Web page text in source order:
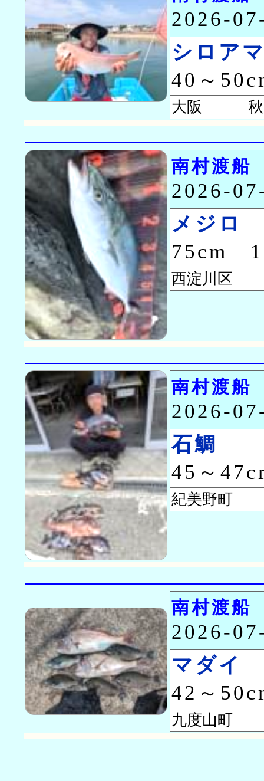
2026-
シロア
40～
大阪 秋
南村渡船
2026-
メジロ
75cm
西淀川区
南村渡船
2026-
石鯛
45～
紀美野町
南村渡船
2026-
マダイ
42～
九度山町